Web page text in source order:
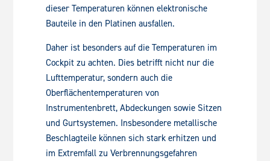
dieser Temperaturen können elektronische
Bauteile in den Platinen ausfallen.
Daher ist besonders auf die Temperaturen im
Cockpit zu achten. Dies betrifft nicht nur die
Lufttemperatur, sondern auch die
Oberflächentemperaturen von
Instrumentenbrett, Abdeckungen sowie Sitzen
und Gurtsystemen. Insbesondere metallische
Beschlagteile können sich stark erhitzen und
im Extremfall zu Verbrennungsgefahren